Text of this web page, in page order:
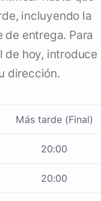
incluyendo la
entrega. Para
hoy, introduce
dirección.
Más tarde (Final)
20:00
20:00